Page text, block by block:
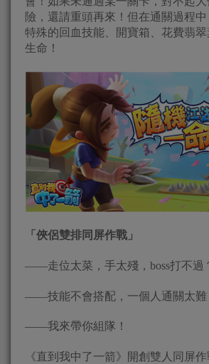
險，還請重頭再來！但在通關過程
特殊的回血技能、開寶箱、花費翡
生命！
「俠侶雙排同屏作戰」
——走位太菜，手太殘，boss打不過
——技能不會搭配，一個人通關太難
——我來帶你組隊！
《直到我中了一箭》開創雙人同屏